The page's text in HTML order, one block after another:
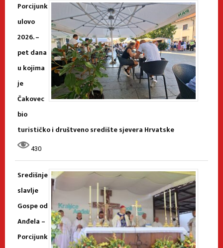
Porcijunk
ulovo
2026. –
pet dana
u kojima
je
Čakovec
bio
turističko i društveno središte sjevera Hrvatske
430
Središnje
slavlje
Gospe od
Anđela –
Porcijunk